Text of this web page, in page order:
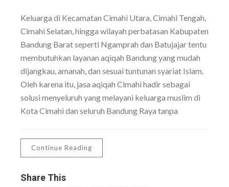
Keluarga di Kecamatan Cimahi Utara, Cimahi Tengah,
Cimahi Selatan, hingga wilayah perbatasan Kabupaten
Bandung Barat seperti Ngamprah dan Batujajar tentu
membutuhkan layanan aqiqah Bandung yang mudah
dijangkau, amanah, dan sesuai tuntunan syariat Islam.
Oleh karena itu, jasa aqiqah Cimahi hadir sebagai
solusi menyeluruh yang melayani keluarga muslim di
Kota Cimahi dan seluruh Bandung Raya tanpa
Continue Reading
Share This